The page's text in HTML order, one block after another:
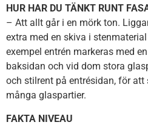
HUR HAR DU TÄNKT RUNT
– Att allt går i en mörk ton.
extra med en skiva i
exempel entrén markeras med
baksidan och vid dom stora
och stilrent på entrésidan, för
många glaspartier.
FAKTA NIVEAU